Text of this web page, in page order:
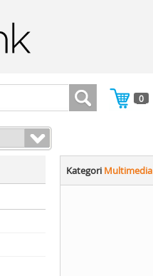
0
Kategori Multimedia